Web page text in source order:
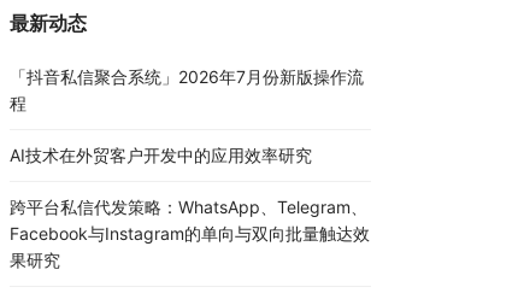
最新动态
「抖音私信聚合系统」2026年7月份新版操作流
程
AI技术在外贸客户开发中的应用效率研究
跨平台私信代发策略：WhatsApp、Telegram、
Facebook与Instagram的单向与双向批量触达效
果研究